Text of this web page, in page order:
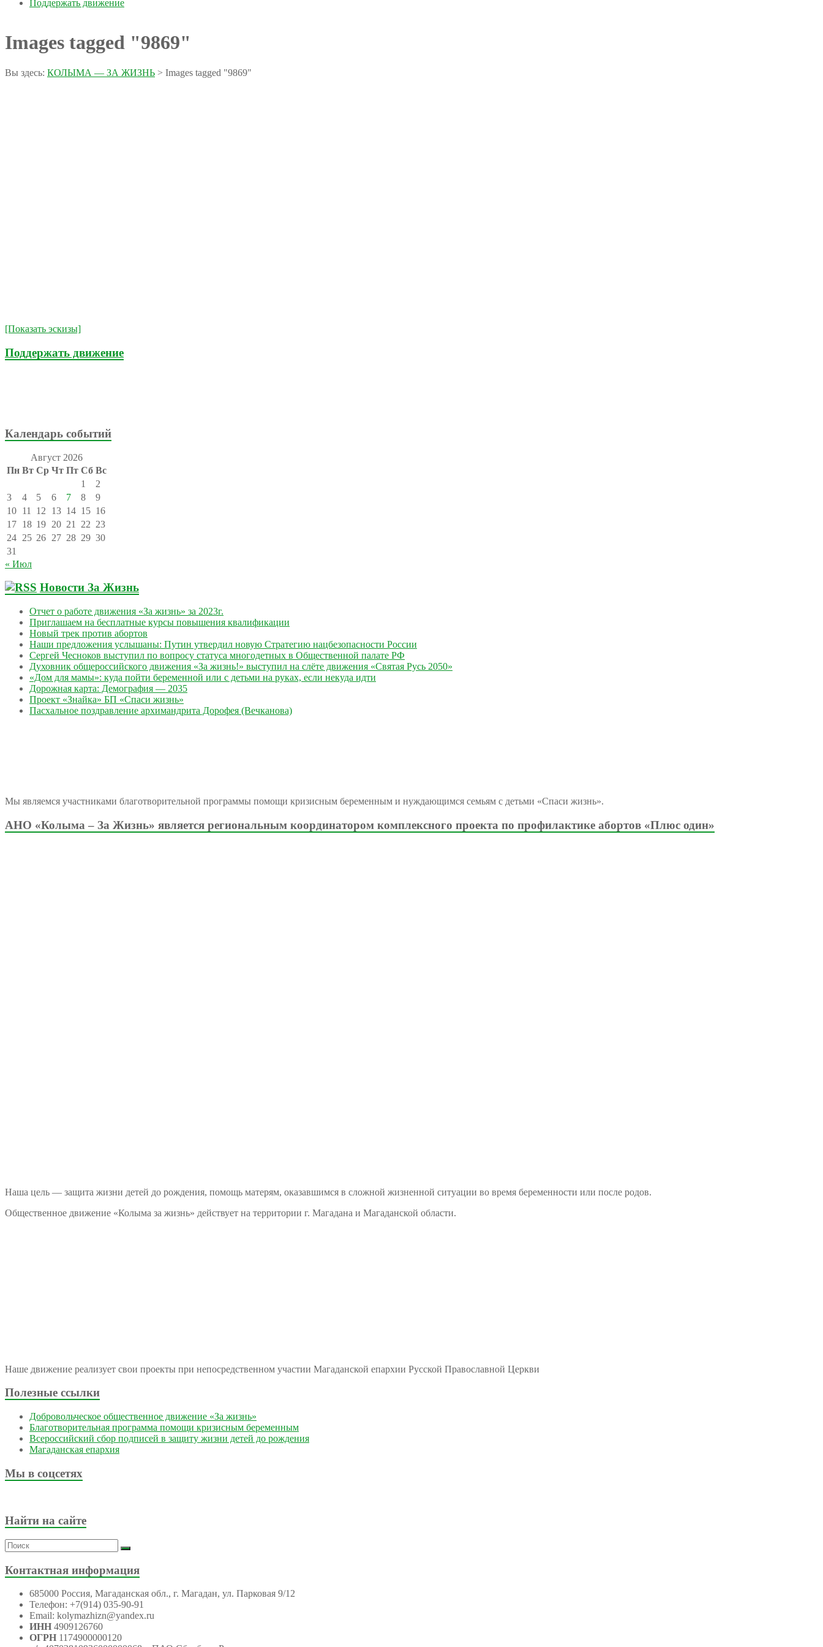
Поддержать движение
Images tagged "9869"
Вы здесь: КОЛЫМА — ЗА ЖИЗНЬ > Images tagged "9869"
[Показать эскизы]
Поддержать движение
Календарь событий
Август 2026
Пн Вт Ср Чт Пт Сб Вс
1
2
3
4 5 6 7 8
9
10 11 12 13 14 15 16
17 18 19 20 21 22 23
24 25 26 27 28 29 30
31
« Июл
Новости За Жизнь
Отчет о работе движения «За жизнь» за 2023г.
Приглашаем на бесплатные курсы повышения квалификации
Новый трек против абортов
Наши предложения услышаны: Путин утвердил новую Стратегию нацбезопасности России
Сергей Чесноков выступил по вопросу статуса многодетных в Общественной палате РФ
Духовник общероссийского движения «За жизнь!» выступил на слёте движения «Святая Русь 2050»
«Дом для мамы»: куда пойти беременной или с детьми на руках, если некуда идти
Дорожная карта: Демография — 2035
Проект «Знайка» БП «Спаси жизнь»
Пасхальное поздравление архимандрита Дорофея (Вечканова)
Мы являемся участниками благотворительной программы помощи кризисным беременным и нуждающимся семьям с детьми «Спаси жизнь».
АНО «Колыма – За Жизнь» является региональным координатором комплексного проекта по профилактике абортов «Плюс один»
Наша цель — защита жизни детей до рождения, помощь матерям, оказавшимся в сложной жизненной ситуации во время беременности или после родов.
Общественное движение «Колыма за жизнь» действует на территории г. Магадана и Магаданской области.
Наше движение реализует свои проекты при непосредственном участии Магаданской епархии Русской Православной Церкви
Полезные ссылки
Добровольческое общественное движение «За жизнь»
Благотворительная программа помощи кризисным беременным
Всероссийский сбор подписей в защиту жизни детей до рождения
Магаданская епархия
Мы в соцсетях
Найти на сайте
Контактная информация
685000 Россия, Магаданская обл., г. Магадан, ул. Парковая 9/12
Телефон: +7(914) 035-90-91
Email: kolymazhizn@yandex.ru
ИНН 4909126760
ОГРН 1174900000120